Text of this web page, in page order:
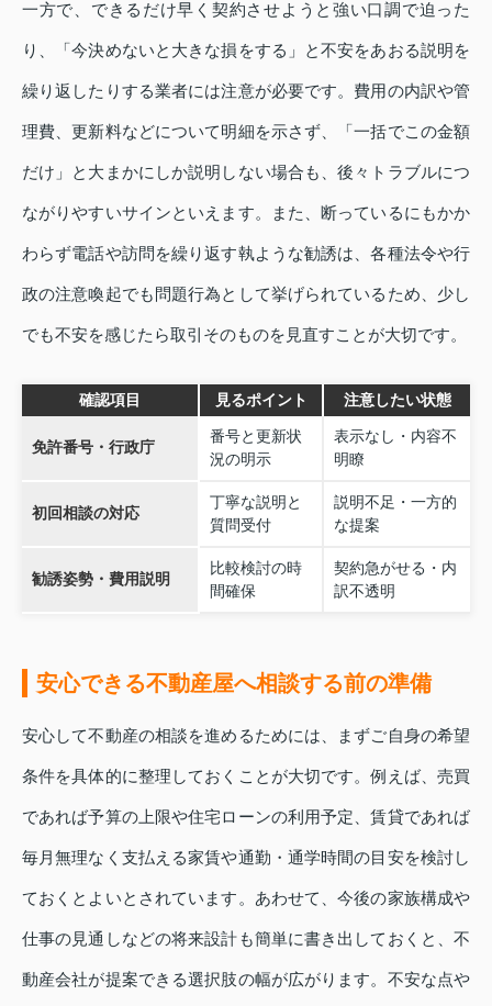
一方で、できるだけ早く契約させようと強い口調で迫った
り、「今決めないと大きな損をする」と不安をあおる説明を
繰り返したりする業者には注意が必要です。費用の内訳や管
理費、更新料などについて明細を示さず、「一括でこの金額
だけ」と大まかにしか説明しない場合も、後々トラブルにつ
ながりやすいサインといえます。また、断っているにもかか
わらず電話や訪問を繰り返す執ような勧誘は、各種法令や行
政の注意喚起でも問題行為として挙げられているため、少し
でも不安を感じたら取引そのものを見直すことが大切です。
確認項目 見るポイント 注意したい状態
免許番号・行政庁
番号と更新状
況の明示
表示なし・内容不
明瞭
初回相談の対応
丁寧な説明と
質問受付
説明不足・一方的
な提案
勧誘姿勢・費用説明
比較検討の時
間確保
契約急がせる・内
訳不透明
安心できる不動産屋へ相談する前の準備
安心して不動産の相談を進めるためには、まずご自身の希望
条件を具体的に整理しておくことが大切です。例えば、売買
であれば予算の上限や住宅ローンの利用予定、賃貸であれば
毎月無理なく支払える家賃や通勤・通学時間の目安を検討し
ておくとよいとされています。あわせて、今後の家族構成や
仕事の見通しなどの将来設計も簡単に書き出しておくと、不
動産会社が提案できる選択肢の幅が広がります。不安な点や